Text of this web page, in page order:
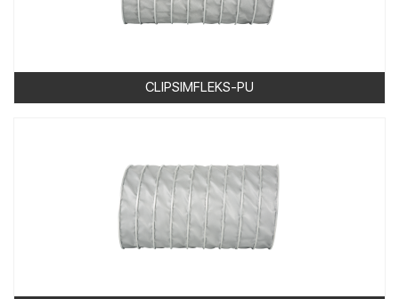
CLIPSIMFLEKS-PU